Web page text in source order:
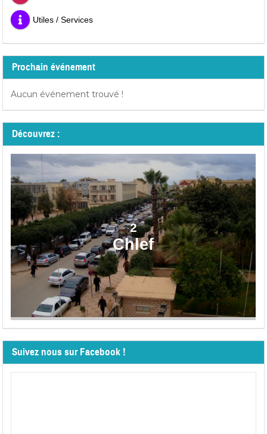
Utiles / Services
Prochain événement
Aucun événement trouvé !
Découvrez :
2
Chlef
Suivez nous sur Facebook !